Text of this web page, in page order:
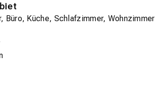
Büro, Küche, Schlafzimmer, Wohnzimmer